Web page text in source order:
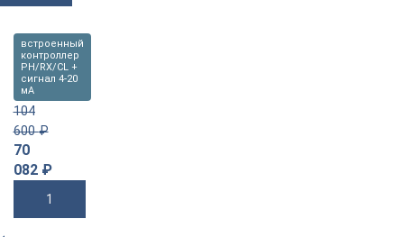
встроенный
контроллер
PH/RX/CL +
сигнал 4-20
мА
104
600₽
70
082 ₽
В Корзину